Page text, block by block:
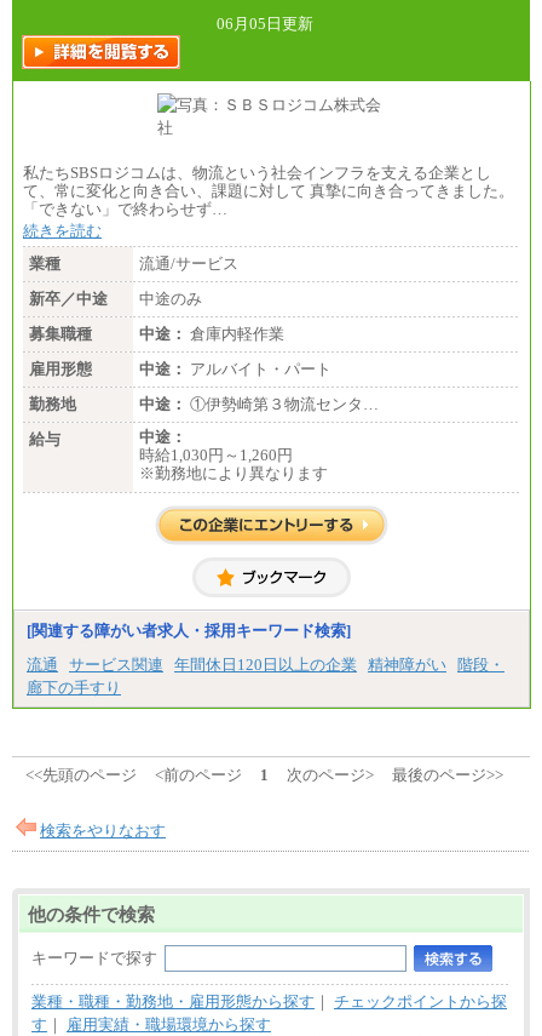
06月05日更新
私たちSBSロジコムは、物流という社会インフラを支える企業とし
て、常に変化と向き合い、課題に対して 真摯に向き合ってきました。
「できない」で終わらせず…
続きを読む
業種
流通/サービス
新卒／中途
中途のみ
募集職種
中途： 倉庫内軽作業
雇用形態
中途： アルバイト・パート
勤務地
中途： ①伊勢崎第３物流センタ…
給与
中途：
時給1,030円～1,260円
※勤務地により異なります
[関連する障がい者求人・採用キーワード検索]
流通
サービス関連 年間休日120日以上の企業 精神障がい 階段・
廊下の手すり
<<先頭のページ <前のページ 1 次のページ> 最後のページ>>
検索をやりなおす
他の条件で検索
キーワードで探す
業種・職種・勤務地・雇用形態から探す ｜ チェックポイントから探
す ｜
雇用実績・職場環境から探す